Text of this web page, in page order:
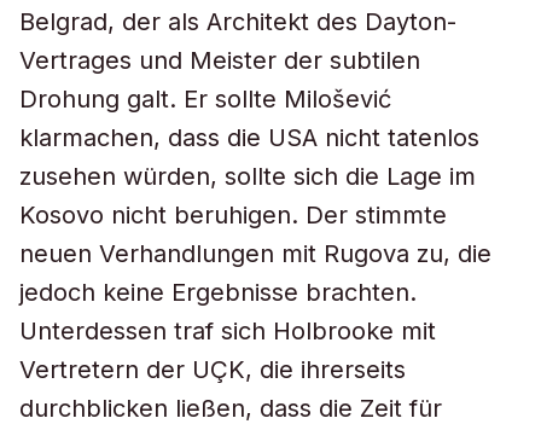
Belgrad, der als Architekt des Dayton-
Vertrages und Meister der subtilen
Drohung galt. Er sollte Milošević
klarmachen, dass die USA nicht tatenlos
zusehen würden, sollte sich die Lage im
Kosovo nicht beruhigen. Der stimmte
neuen Verhandlungen mit Rugova zu, die
jedoch keine Ergebnisse brachten.
Unterdessen traf sich Holbrooke mit
Vertretern der UÇK, die ihrerseits
durchblicken ließen, dass die Zeit für